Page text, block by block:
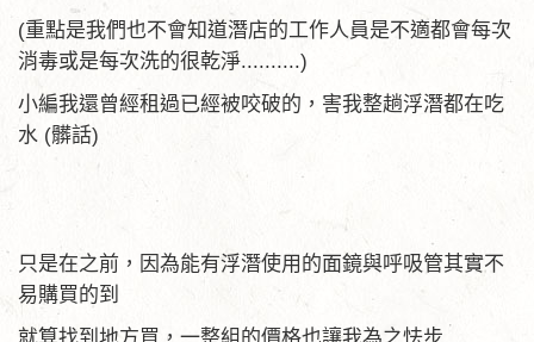
(重點是我們也不會知道潛店的工作人員是不適都會每次
消毒或是每次洗的很乾淨..........)
小編我還曾經租過已經被咬破的，害我整趟浮潛都在吃
水 (髒話)
只是在之前，因為能有浮潛使用的面鏡與呼吸管其實不
易購買的到